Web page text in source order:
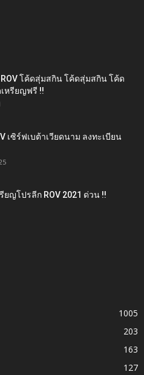
โค้ดสุ่มสกิน โค้ดสุ่มสกิน โค้ด
หรียญฟรี !!
เซิร์ฟเบต้าเวียดนาม ลงทะเบียน
ยญโปรลีก ROV 2021 ด่วน !!
1005
203
163
127